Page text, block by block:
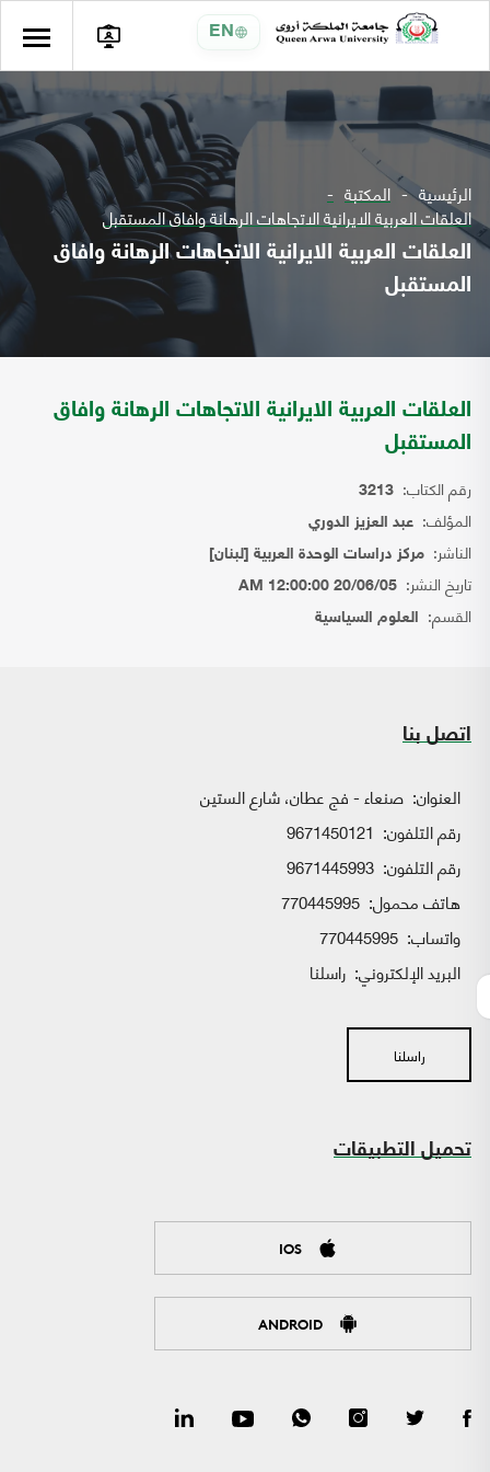
EN
الرئيسية المكتبة
العلقات العربية الايرانية الاتجاهات الرهانة وافاق المستقبل
العلقات العربية الايرانية الاتجاهات الرهانة وافاق
المستقبل
العلقات العربية الايرانية الاتجاهات الرهانة وافاق
المستقبل
رقم الكتاب: 3213
المؤلف: عبد العزيز الدوري
الناشر: مركز دراسات الوحدة العربية [لبنان]
تاريخ النشر: 20/06/05 12:00:00 AM
القسم: العلوم السياسية
اتصل بنا
العنوان: صنعاء - فج عطان، شارع الستين
رقم التلفون: 9671450121
رقم التلفون: 9671445993
هاتف محمول: 770445995
واتساب:
البريد الإلكتروني: راسلنا
راسلنا
تحميل التطبيقات
IOS
ANDROID